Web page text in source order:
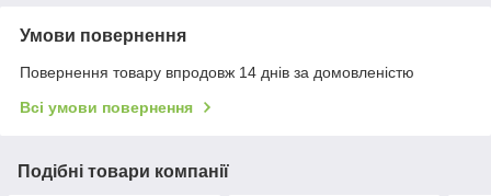
Умови повернення
Повернення товару впродовж 14 днів за домовленістю
Всі умови повернення
Подібні товари компанії